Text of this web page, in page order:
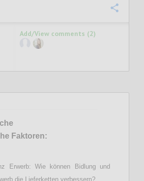
Add/View comments (2)
Faktoren:
Erwerb: Wie können Bidlung und
die Lieferketten verbessern?